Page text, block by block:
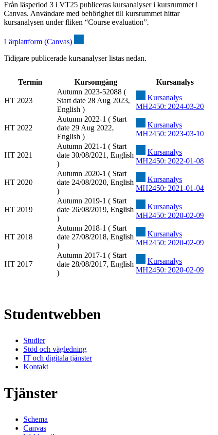
Från läsperiod 3 i VT25 publiceras kursanalyser i kursrummet i
Canvas. Användare med behörighet till kursrummet hittar
kursanalysen under fliken “Course evaluation”.
Lärplattform (Canvas)
Tidigare publicerade kursanalyser listas nedan.
Termin Kursomgång Kursanalys
HT 2023
Autumn 2023-52088 (
Start date 28 Aug 2023,
English )
Kursanalys
MH2450: 2024-03-20
HT 2022
Autumn 2022-1 ( Start
date 29 Aug 2022,
English )
Kursanalys
MH2450: 2023-03-10
HT 2021
Autumn 2021-1 ( Start
date 30/08/2021, English
)
Kursanalys
MH2450: 2022-01-08
HT 2020
Autumn 2020-1 ( Start
date 24/08/2020, English
)
Kursanalys
MH2450: 2021-01-04
HT 2019
Autumn 2019-1 ( Start
date 26/08/2019, English
)
Kursanalys
MH2450: 2020-02-09
HT 2018
Autumn 2018-1 ( Start
date 27/08/2018, English
)
Kursanalys
MH2450: 2020-02-09
HT 2017
Autumn 2017-1 ( Start
date 28/08/2017, English
)
Kursanalys
MH2450: 2020-02-09
Studentwebben
Studier
Stöd och vägledning
IT och digitala tjänster
Kontakt
Tjänster
Schema
Canvas